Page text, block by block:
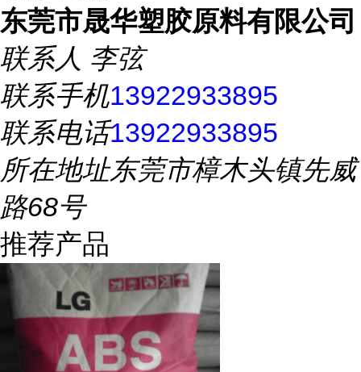
东莞市晟华塑胶原料有限公司
联系人 李弦
联系手机13922933895
联系电话13922933895
所在地址东莞市樟木头镇先威
路68号
推荐产品